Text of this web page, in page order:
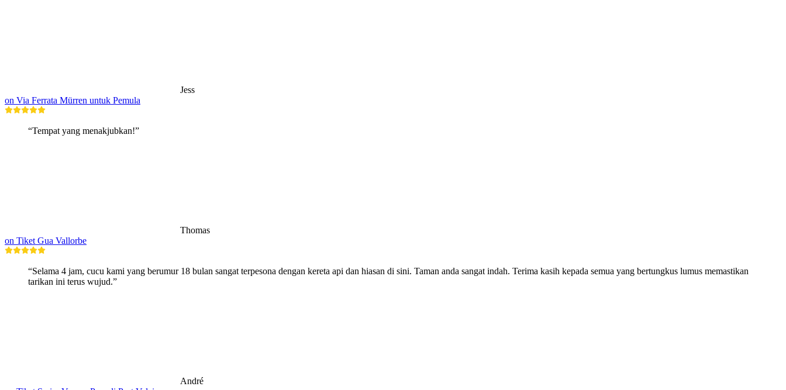
Jess
on Via Ferrata Mürren untuk Pemula
“Tempat yang menakjubkan!”
Thomas
on Tiket Gua Vallorbe
“Selama 4 jam, cucu kami yang berumur 18 bulan sangat terpesona dengan kereta api dan hiasan di sini. Taman anda sangat indah. Terima kasih kepada semua yang bertungkus lumus memastikan
tarikan ini terus wujud.”
André